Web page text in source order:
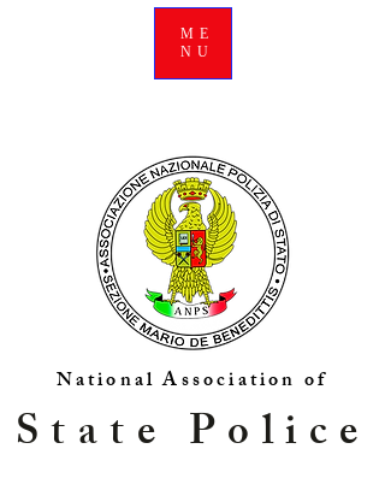
ME
NU
National Association of
State Police